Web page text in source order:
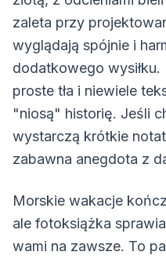
zaleta przy
wyglądają spójnie i
dodatkowego
proste tła i niewiele
"niosą" historię. Jeśli
wystarczą krótkie
zabawna anegdota z
Morskie wakacje
ale fotoksiążka
wami na zawsze. To